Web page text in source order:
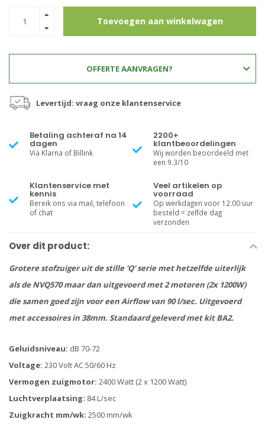
Toevoegen aan winkelwagen
OFFERTE AANVRAGEN?
Levertijd: vraag onze klantenservice
Betaling achteraf na 14
dagen
Via Klarna of Billink
2200+
klantbeoordelingen
Wij worden beoordeeld met
een 9.3/10
Klantenservice met
kennis
Bereik ons via mail, telefoon
of chat
Veel artikelen op
voorraad
Op werkdagen voor 12.00 uur
besteld = zelfde dag
verzonden
Over dit product:
Grotere stofzuiger uit de stille 'Q' serie met hetzelfde uiterlijk
als de NVQ570 maar dan uitgevoerd met 2 motoren (2x 1200W)
die samen goed zijn voor een Airflow van 90 l/sec. Uitgevoerd
met accessoires in 38mm. Standaard geleverd met kit BA2.
Geluidsniveau: dB 70-72
Voltage: 230 Volt AC 50/60 Hz
Vermogen zuigmotor: 2400 Watt (2 x 1200 Watt)
Luchtverplaatsing: 84 L/sec
Zuigkracht mm/wk: 2500 mm/wk